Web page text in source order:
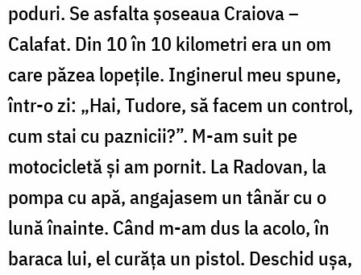
poduri. Se asfalta şoseaua Craiova –
Calafat. Din 10 în 10 kilometri era un om
care păzea lopeţile. Inginerul meu spune,
într-o zi: „Hai, Tudore, să facem un control,
cum stai cu paznicii?”. M-am suit pe
motocicletă şi am pornit. La Radovan, la
pompa cu apă, angajasem un tânăr cu o
lună înainte. Când m-am dus la acolo, în
baraca lui, el curăţa un pistol. Deschid uşa,